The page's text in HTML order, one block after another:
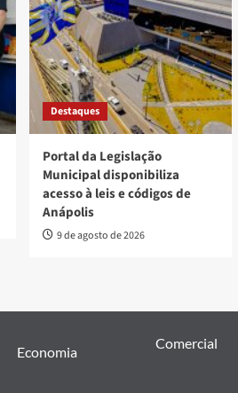
Destaques
Portal da Legislação
Municipal disponibiliza
acesso à leis e códigos de
Anápolis
9 de agosto de 2026
Economia
Comercial